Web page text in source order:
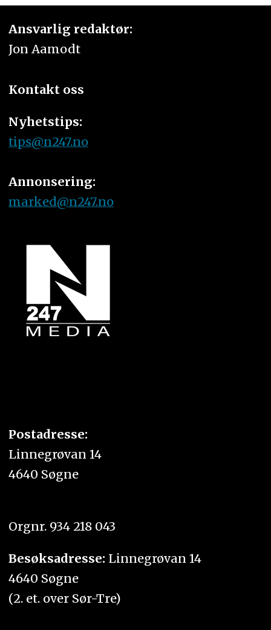
Ansvarlig redaktør:
Jon Aamodt
Kontakt oss
Nyhetstips:
tips@n247.no
Annonsering:
marked@n247.no
Postadresse:
Linnegrøvan 14
4640 Søgne
Orgnr. 934 218 043
Besøksadresse: Linnegrøvan 14
4640 Søgne
(2. et. over Sør-Tre)